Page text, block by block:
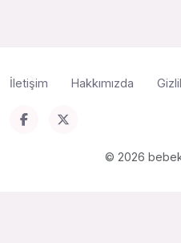
İletişim Hakkımızda
© 2026